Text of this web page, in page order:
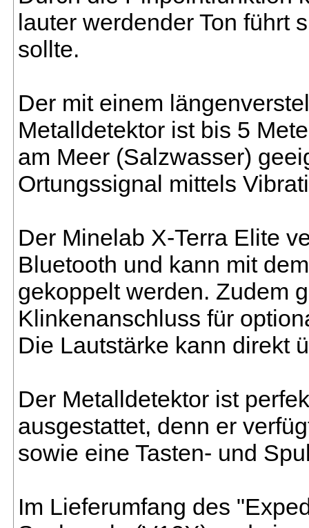
lauter werdender Ton führt
sollte.
Der mit einem
Metalldetektor ist bis 5
am Meer (Salzwasser)
Ortungssignal mittels
Der Minelab X-Terra Elite
Bluetooth und kann mit
gekoppelt werden. Zudem
Klinkenanschluss für
Die Lautstärke kann direkt
Der Metalldetektor ist
ausgestattet, denn er
sowie eine Tasten- und
Im Lieferumfang des